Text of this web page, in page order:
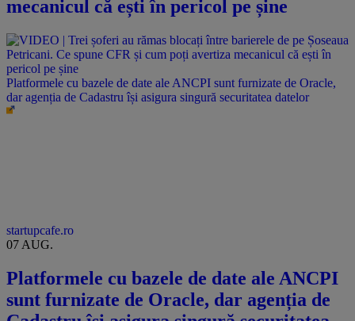
mecanicul că ești în pericol pe șine
Platformele cu bazele de date ale ANCPI sunt furnizate de Oracle,
dar agenția de Cadastru își asigura singură securitatea datelor
startupcafe.ro
07 AUG.
Platformele cu bazele de date ale ANCPI
sunt furnizate de Oracle, dar agenția de